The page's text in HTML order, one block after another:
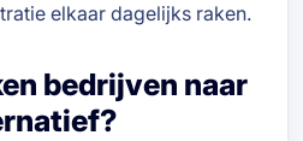
elkaar dagelijks raken.
bedrijven naar